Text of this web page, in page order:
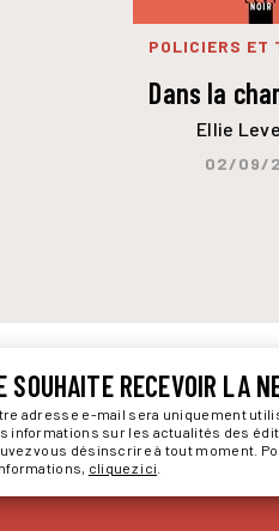
POLICIERS ET
Dans la
Ellie
02/09/
SOUHAITE RECEVOIR LA
adresse e-mail sera uniquement
informations sur les actualités des
vous désinscrire à tout moment.
cliquez ici